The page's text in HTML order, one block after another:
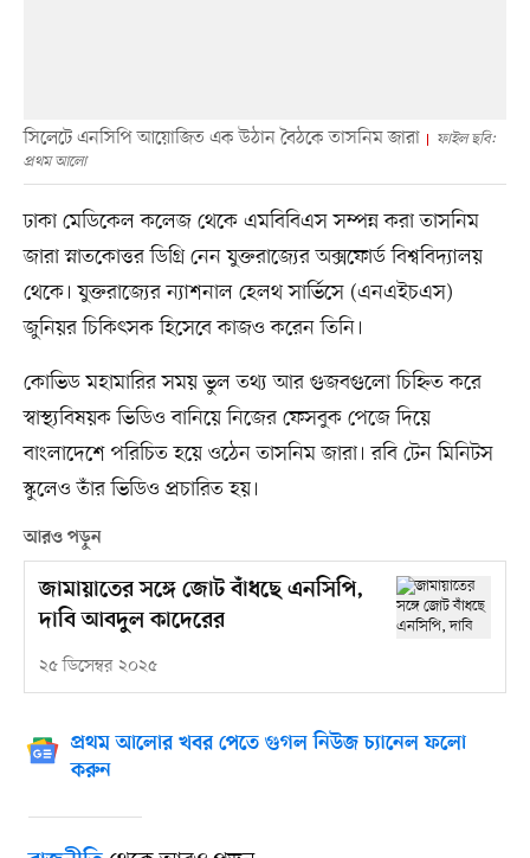
সিলেটে এনসিপি আয়োজিত এক উঠান বৈঠকে তাসনিম জারা
ফাইল ছবি:
প্রথম আলো
ঢাকা মেডিকেল কলেজ থেকে এমবিবিএস সম্পন্ন করা তাসনিম
জারা স্নাতকোত্তর ডিগ্রি নেন যুক্তরাজ্যের অক্সফোর্ড বিশ্ববিদ্যালয়
থেকে। যুক্তরাজ্যের ন্যাশনাল হেলথ সার্ভিসে (এনএইচএস)
জুনিয়র চিকিৎসক হিসেবে কাজও করেন তিনি।
কোভিড মহামারির সময় ভুল তথ্য আর গুজবগুলো চিহ্নিত করে
স্বাস্থ্যবিষয়ক ভিডিও বানিয়ে নিজের ফেসবুক পেজে দিয়ে
বাংলাদেশে পরিচিত হয়ে ওঠেন তাসনিম জারা। রবি টেন মিনিটস
স্কুলেও তাঁর ভিডিও প্রচারিত হয়।
আরও পড়ুন
জামায়াতের সঙ্গে জোট বাঁধছে এনসিপি,
দাবি আবদুল কাদেরের
২৫ ডিসেম্বর ২০২৫
প্রথম আলোর খবর পেতে গুগল নিউজ চ্যানেল ফলো
করুন